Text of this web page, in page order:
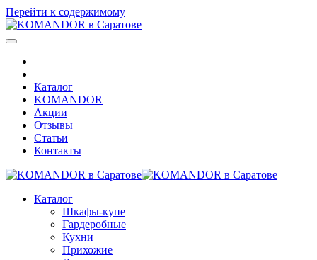
Перейти к содержимому
Каталог
KOMANDOR
Акции
Отзывы
Статьи
Контакты
Каталог
Шкафы-купе
Гардеробные
Кухни
Прихожие